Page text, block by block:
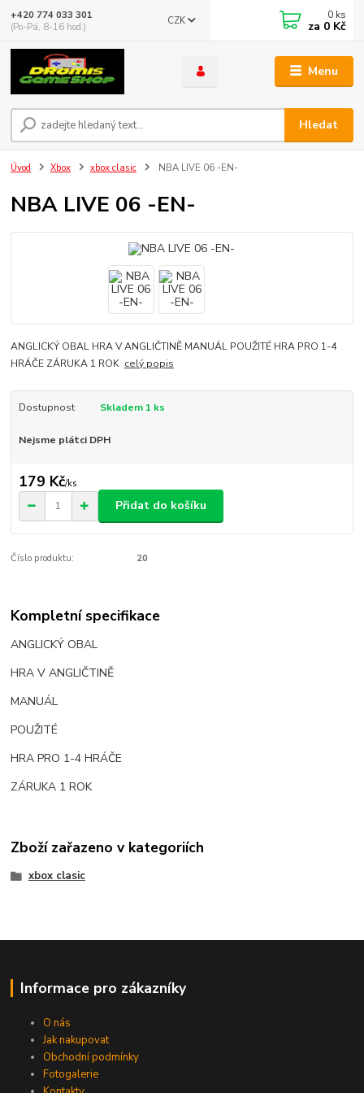
Menu
CZK
Hledat
+420 774 033 301
(Po-Pá, 8-16 hod.)
0 ks
za 0 Kč
Úvod Xbox xbox clasic NBA LIVE 06 -EN-
NBA LIVE 06 -EN-
ANGLICKÝ OBAL HRA V ANGLIČTINĚ MANUÁL POUŽITÉ HRA PRO 1-4
HRÁČE ZÁRUKA 1 ROK celý popis
Dostupnost Skladem 1 ks
Nejsme plátci DPH
179 Kč/ks
Přidat do košíku
Číslo produktu: 20
Kompletní specifikace
ANGLICKÝ OBAL
HRA V ANGLIČTINĚ
MANUÁL
POUŽITÉ
HRA PRO 1-4 HRÁČE
ZÁRUKA 1 ROK
Zboží zařazeno v kategoriích
xbox clasic
Informace pro zákazníky
O nás
Jak nakupovat
Obchodní podmínky
Fotogalerie